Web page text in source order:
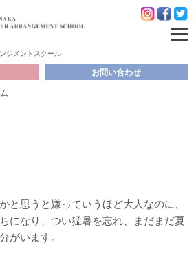
ジメントスクール
お問い合わせ
と思うと嫌っていうほど大人なのに、
になり、つい猛暑を忘れ、まだまだ夏
がいます。